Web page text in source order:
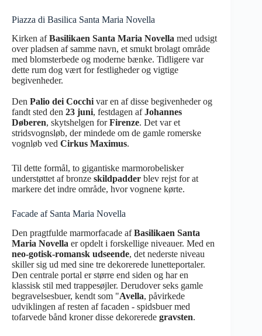
Piazza di Basilica Santa Maria Novella
Kirken afBasilikaen Santa Maria Novella med udsigt
over pladsen af samme navn, et smukt brolagt område
med blomsterbede og moderne bænke. Tidligere var
dette rum dog vært for festligheder og vigtige
begivenheder.
Den Palio dei Cocchivar en af disse begivenheder og
fandt sted den 23 juni, festdagen afJohannes
Døberen, skytshelgen forFirenze. Det var et
stridsvognsløb, der mindede om de gamle romerske
vognløb ved Cirkus Maximus.
Til dette formål, to gigantiske marmorobelisker
understøttet af bronze skildpadder blev rejst for at
markere det indre område, hvor vognene kørte.
Facade af Santa Maria Novella
Den pragtfulde marmorfacade afBasilikaen Santa
Maria Novella er opdelt i forskellige niveauer. Med en
neo-gotisk-romansk udseende, det nederste niveau
skiller sig ud med sine tre dekorerede lunetteportaler.
Den centrale portal er større end siden og har en
klassisk stil med trappesøjler. Derudover seks gamle
begravelsesbuer, kendt som "Avella, påvirkede
udviklingen af resten af facaden - spidsbuer med
tofarvede bånd kroner disse dekorerede gravsten.